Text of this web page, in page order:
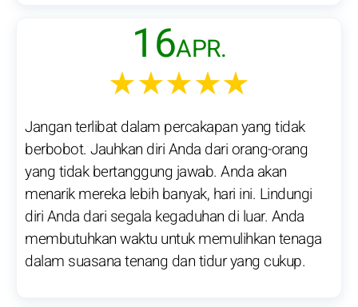
16APR.
★★★★★
Jangan terlibat dalam percakapan yang tidak
berbobot. Jauhkan diri Anda dari orang-orang
yang tidak bertanggung jawab. Anda akan
menarik mereka lebih banyak, hari ini. Lindungi
diri Anda dari segala kegaduhan di luar. Anda
membutuhkan waktu untuk memulihkan tenaga
dalam suasana tenang dan tidur yang cukup.